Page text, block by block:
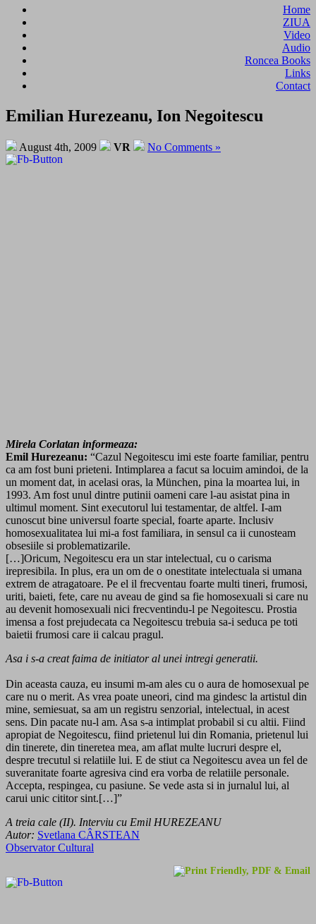
Home
ZIUA
Video
Audio
Roncea Books
Links
Contact
Emilian Hurezeanu, Ion Negoitescu
August 4th, 2009 VR No Comments »
Mirela Corlatan informeaza:
Emil Hurezeanu: “Cazul Negoitescu imi este foarte familiar, pentru
ca am fost buni prieteni. Intimplarea a facut sa locuim amindoi, de la
un moment dat, in acelasi oras, la München, pina la moartea lui, in
1993. Am fost unul dintre putinii oameni care l-au asistat pina in
ultimul moment. Sint executorul lui testamentar, de altfel. I-am
cunoscut bine universul foarte special, foarte aparte. Inclusiv
homosexualitatea lui mi-a fost familiara, in sensul ca ii cunosteam
obsesiile si problematizarile.
[…]Oricum, Negoitescu era un star intelectual, cu o carisma
irepresibila. In plus, era un om de o onestitate intelectuala si umana
extrem de atragatoare. Pe el il frecventau foarte multi tineri, frumosi,
uriti, baieti, fete, care nu aveau de gind sa fie homosexuali si care nu
au devenit homosexuali nici frecventindu-l pe Negoitescu. Prostia
imensa a fost prejudecata ca Negoitescu trebuia sa-i seduca pe toti
baietii frumosi care ii calcau pragul.
Asa i s-a creat faima de initiator al unei intregi generatii.
Din aceasta cauza, eu insumi m-am ales cu o aura de homosexual pe
care nu o merit. As vrea poate uneori, cind ma gindesc la artistul din
mine, semiesuat, sa am un registru senzorial, intelectual, in acest
sens. Din pacate nu-l am. Asa s-a intimplat probabil si cu altii. Fiind
apropiat de Negoitescu, fiind prietenul lui din Romania, prietenul lui
din tinerete, din tineretea mea, am aflat multe lucruri despre el,
despre trecutul si relatiile lui. E de stiut ca Negoitescu avea un fel de
suveranitate foarte agresiva cind era vorba de relatiile personale.
Accepta, respingea, cu pasiune. Se vede asta si in jurnalul lui, al
carui unic cititor sint.[…]”
A treia cale (II). Interviu cu Emil HUREZEANU
Autor: Svetlana CÂRSTEAN
Observator Cultural